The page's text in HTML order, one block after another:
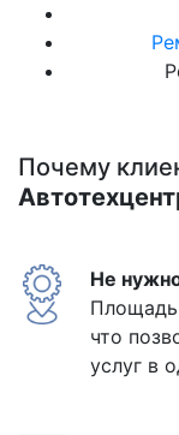
Почему
Не
Площадь
что
услуг в